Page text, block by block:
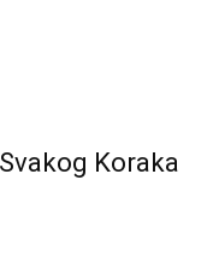
Koraka